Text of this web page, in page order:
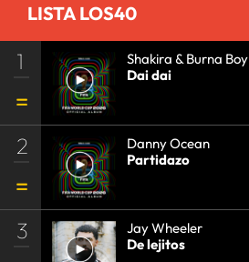
LISTA LOS40
1
Shakira & Burna Boy
Dai dai
2
Danny Ocean
Partidazo
3
Jay Wheeler
De lejitos